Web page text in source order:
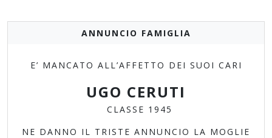
ANNUNCIO FAMIGLIA
E’ MANCATO ALL’AFFETTO DEI SUOI CARI
UGO CERUTI
CLASSE 1945
NE DANNO IL TRISTE ANNUNCIO LA MOGLIE